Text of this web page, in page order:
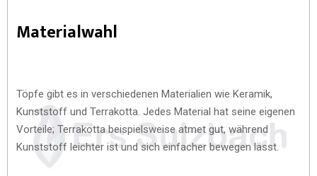
Materialwahl
Töpfe gibt es in verschiedenen Materialien wie Keramik,
Kunststoff und Terrakotta. Jedes Material hat seine eigenen
Vorteile; Terrakotta beispielsweise atmet gut, während
Kunststoff leichter ist und sich einfacher bewegen lässt.